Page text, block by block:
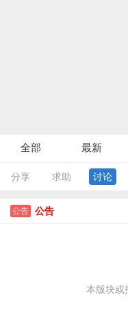
全部 最新
分享 求助 讨论
公告 公告
本版块或